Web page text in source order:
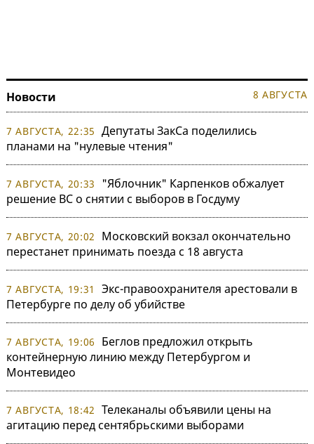
Новости 8 АВГУСТА
7 АВГУСТА, 22:35 Депутаты ЗакСа поделились
планами на "нулевые чтения"
7 АВГУСТА, 20:33
"Яблочник" Карпенков обжалует
решение ВС о снятии с выборов в Госдуму
7 АВГУСТА, 20:02
Московский вокзал окончательно
перестанет принимать поезда с 18 августа
7 АВГУСТА, 19:31
Экс-правоохранителя арестовали в
Петербурге по делу об убийстве
7 АВГУСТА, 19:06
Беглов предложил открыть
контейнерную линию между Петербургом и
Монтевидео
7 АВГУСТА, 18:42 Телеканалы объявили цены на
агитацию перед сентябрьскими выборами